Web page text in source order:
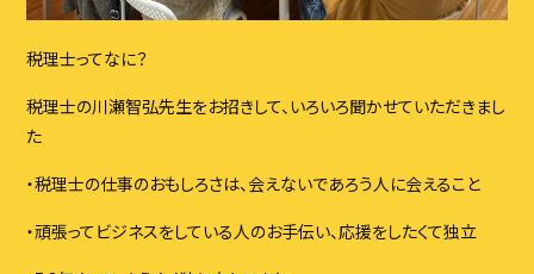
CONTACT
税理士ってなに？
税理士の川瀬智弘先生をお招きして、いろいろ聞かせていただきまし
た
・税理士の仕事のおもしろさは、会えないであろう人に会えること
・頑張ってビジネスをしている人のお手伝い、応援をしたくて独立